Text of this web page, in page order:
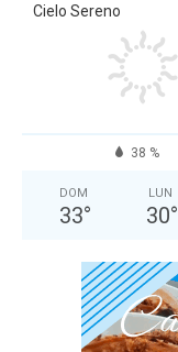
Cielo Sereno
38 %
DOM
33°
LUN
30°